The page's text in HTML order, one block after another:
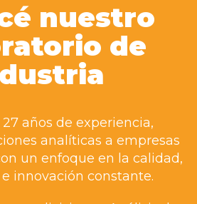
nuestro
de
años de experiencia,
analíticas a empresas
un enfoque en la calidad,
innovación constante.